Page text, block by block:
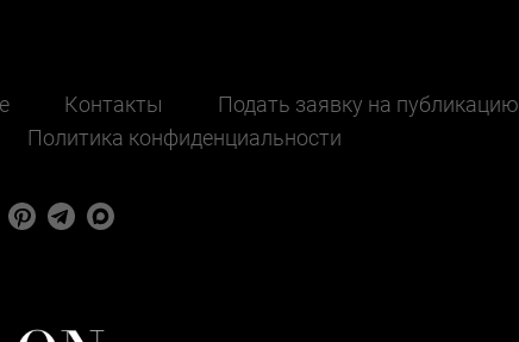
Контакты
Подать заявку на публикацию
Политика конфиденциальности